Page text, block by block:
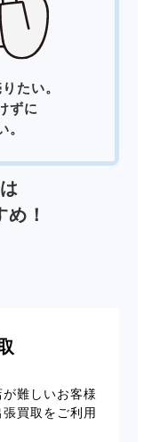
たい。
ずに
。
！
難しいお客様
買取をご利用